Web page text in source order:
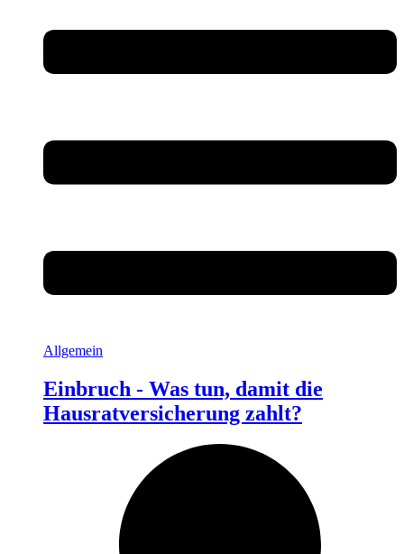
Allgemein
Einbruch - Was tun, damit die
Hausratversicherung zahlt?